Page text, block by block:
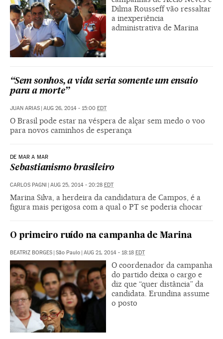
Dilma Rousseff vão ressaltar
a inexperiência
administrativa de Marina
“Sem sonhos, a vida seria somente um ensaio
para a morte”
JUAN ARIAS | AUG 26, 2014 - 15:00 EDT
O Brasil pode estar na véspera de alçar sem medo o voo
para novos caminhos de esperança
DE MAR A MAR
Sebastianismo brasileiro
CARLOS PAGNI | AUG 25, 2014 - 20:28 EDT
Marina Silva, a herdeira da candidatura de Campos, é a
figura mais perigosa com a qual o PT se poderia chocar
O primeiro ruído na campanha de Marina
BEATRIZ BORGES | São Paulo | AUG 21, 2014 - 18:18 EDT
O coordenador da campanha
do partido deixa o cargo e
diz que “quer distância” da
candidata. Erundina assume
o posto